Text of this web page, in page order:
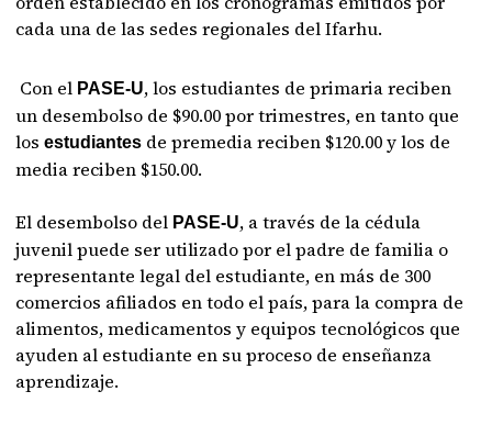
cada una de las sedes regionales del Ifarhu.
Con el PASE-U, los estudiantes de primaria reciben
un desembolso de $90.00 por trimestres, en tanto que
los estudiantes de premedia reciben $120.00 y los de
media reciben $150.00.
El desembolso del PASE-U, a través de la cédula
juvenil puede ser utilizado por el padre de familia o
representante legal del estudiante, en más de 300
comercios afiliados en todo el país, para la compra de
alimentos, medicamentos y equipos tecnológicos que
ayuden al estudiante en su proceso de enseñanza
aprendizaje.